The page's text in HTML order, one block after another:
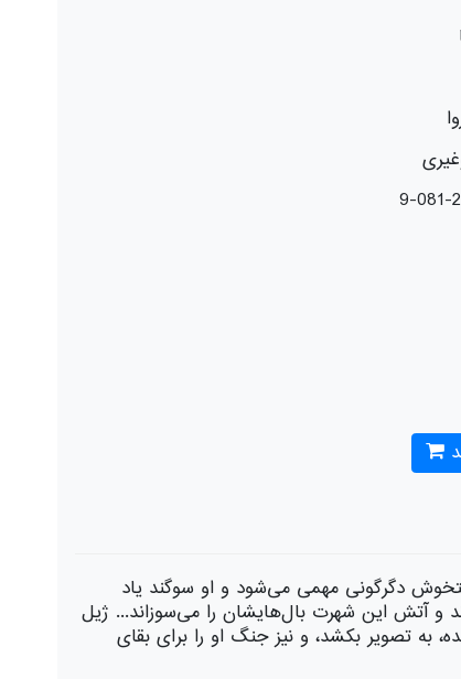
زندگی اسکات دستخوش دگرگونی مهمی می‌شود و او سوگند یاد
و آتش این شهرت بال‌هایشان را می‌سوزاند... ژیل
به تصویر بکشد، و نیز جنگ او را برای بقای